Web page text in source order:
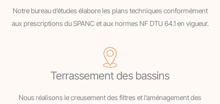
Notre bureau d’études élabore les plans techniques conformément
aux prescriptions du SPANC et aux normes NF DTU 64.1 en vigueur.
Terrassement des bassins
Nous réalisons le creusement des filtres et l’aménagement des